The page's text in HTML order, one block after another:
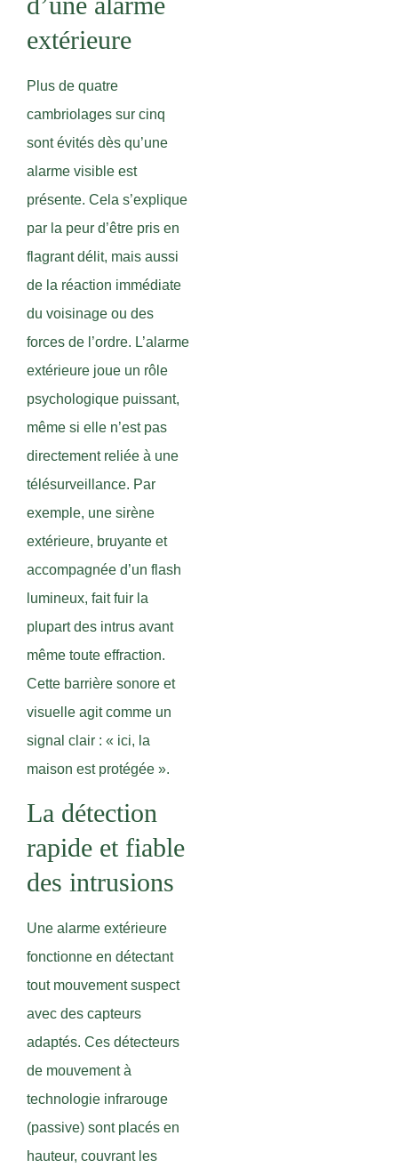
extérieure
Plus de quatre
cambriolages sur cinq
sont évités dès qu’une
alarme visible est
présente. Cela s’explique
par la peur d’être pris en
flagrant délit, mais aussi
de la réaction immédiate
du voisinage ou des
forces de l’ordre. L’alarme
extérieure joue un rôle
psychologique puissant,
même si elle n’est pas
directement reliée à une
télésurveillance. Par
exemple, une sirène
extérieure, bruyante et
accompagnée d’un flash
lumineux, fait fuir la
plupart des intrus avant
même toute effraction.
Cette barrière sonore et
visuelle agit comme un
signal clair : « ici, la
maison est protégée ».
La détection
rapide et fiable
des intrusions
Une alarme extérieure
fonctionne en détectant
tout mouvement suspect
avec des capteurs
adaptés. Ces détecteurs
de mouvement à
technologie infrarouge
(passive) sont placés en
hauteur, couvrant les